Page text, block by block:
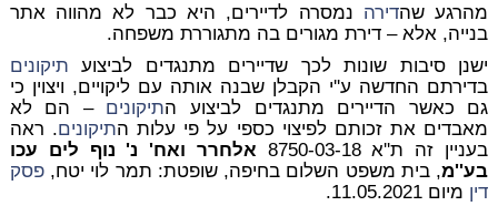
מהרגע שהדירה נמסרה לדיירים, היא כבר לא מהווה אתר
בנייה, אלא – דירת מגורים בה מתגוררת משפחה.
ישנן סיבות שונות לכך שדיירים מתנגדים לביצוע תיקונים
בדירתם החדשה ע''י הקבלן שבנה אותה עם ליקויים, ויצוין כי
גם כאשר הדיירים מתנגדים לביצוע התיקונים – הם לא
מאבדים את זכותם לפיצוי כספי על פי עלות התיקונים. ראה
בעניין זה ת''א 8750-03-18
אלחרר ואח' נ' נוף לים עכו
בע''מ, בית משפט השלום בחיפה, שופטת: תמר לוי יטח,פסק
דין מיום 11.05.2021.